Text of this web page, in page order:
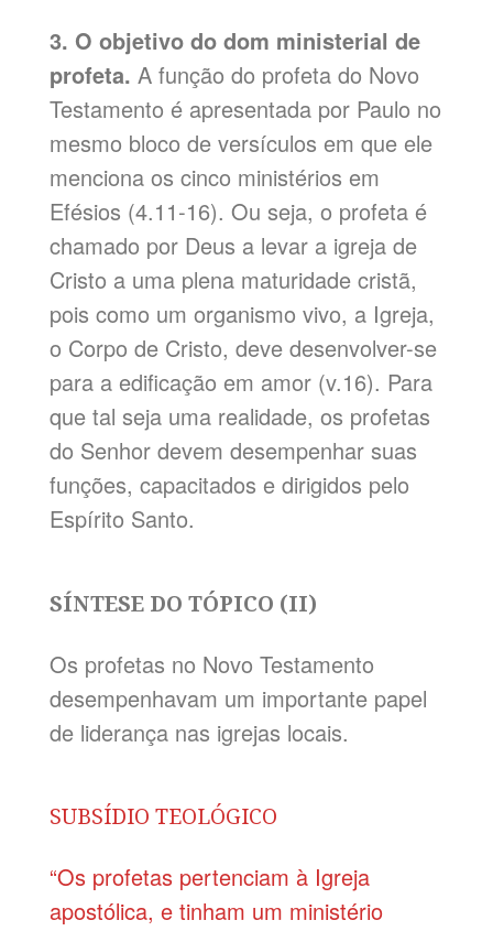
3. O objetivo do dom ministerial de
profeta. A função do profeta do Novo
Testamento é apresentada por Paulo no
mesmo bloco de versículos em que ele
menciona os cinco ministérios em
Efésios (4.11-16). Ou seja, o profeta é
chamado por Deus a levar a igreja de
Cristo a uma plena maturidade cristã,
pois como um organismo vivo, a Igreja,
o Corpo de Cristo, deve desenvolver-se
para a edificação em amor (v.16). Para
que tal seja uma realidade, os profetas
do Senhor devem desempenhar suas
funções, capacitados e dirigidos pelo
Espírito Santo.
SÍNTESE DO TÓPICO (II)
Os profetas no Novo Testamento
desempenhavam um importante papel
de liderança nas igrejas locais.
SUBSÍDIO TEOLÓGICO
“Os profetas pertenciam à Igreja
apostólica, e tinham um ministério